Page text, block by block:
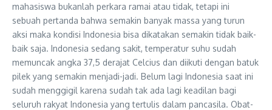
mahasiswa bukanlah perkara ramai atau tidak, tetapi ini
sebuah pertanda bahwa semakin banyak massa yang turun
aksi maka kondisi Indonesia bisa dikatakan semakin tidak baik-
baik saja. Indonesia sedang sakit, temperatur suhu sudah
memuncak angka 37,5 derajat Celcius dan diikuti dengan batuk
pilek yang semakin menjadi-jadi. Belum lagi Indonesia saat ini
sudah menggigil karena sudah tak ada lagi keadilan bagi
seluruh rakyat Indonesia yang tertulis dalam pancasila. Obat-